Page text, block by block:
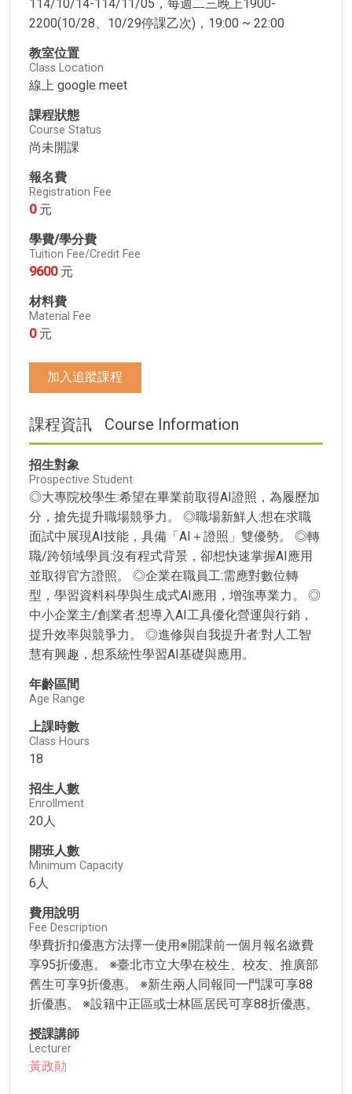
114/10/14-114/11/05，每週二三晚上1900-
2200(10/28、10/29停課乙次)，19:00 ~ 22:00
教室位置
Class Location
線上 google meet
課程狀態
Course Status
尚未開課
報名費
Registration Fee
0 元
學費/學分費
Tuition Fee/Credit Fee
9600 元
材料費
Material Fee
0 元
加入追蹤課程
課程資訊 Course Information
招生對象
Prospective Student
◎大專院校學生:希望在畢業前取得AI證照，為履歷加
分，搶先提升職場競爭力。 ◎職場新鮮人:想在求職
面試中展現AI技能，具備「AI＋證照」雙優勢。 ◎轉
職/跨領域學員:沒有程式背景，卻想快速掌握AI應用
並取得官方證照。 ◎企業在職員工:需應對數位轉
型，學習資料科學與生成式AI應用，增強專業力。 ◎
中小企業主/創業者:想導入AI工具優化營運與行銷，
提升效率與競爭力。 ◎進修與自我提升者:對人工智
慧有興趣，想系統性學習AI基礎與應用。
年齡區間
Age Range
上課時數
Class Hours
18
招生人數
Enrollment
20人
開班人數
Minimum Capacity
6人
費用說明
Fee Description
學費折扣優惠方法擇一使用※開課前一個月報名繳費
享95折優惠。 ※臺北市立大學在校生、校友、推廣部
舊生可享9折優惠。 ※新生兩人同報同一門課可享88
折優惠。 ※設籍中正區或士林區居民可享88折優惠。
授課講師
Lecturer
黃政勛